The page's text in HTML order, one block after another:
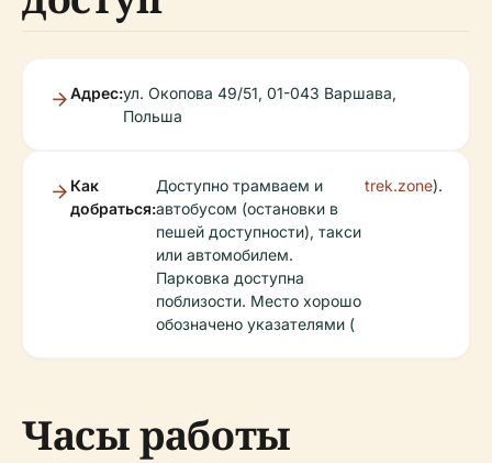
Адрес:ул. Окопова 49/51, 01-043 Варшава,
Польша
Как
добраться:
Доступно трамваем и
автобусом (остановки в
пешей доступности), такси
или автомобилем.
Парковка доступна
поблизости. Место хорошо
обозначено указателями (
trek.zone).
Часы работы